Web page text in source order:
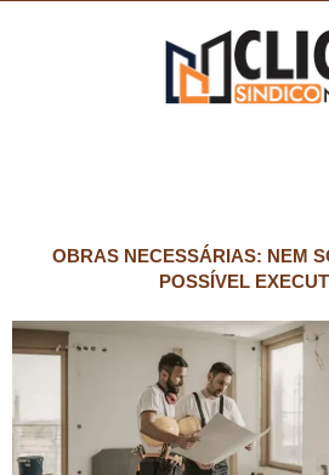
OBRAS NECESSÁRIAS: NEM
POSSÍVEL